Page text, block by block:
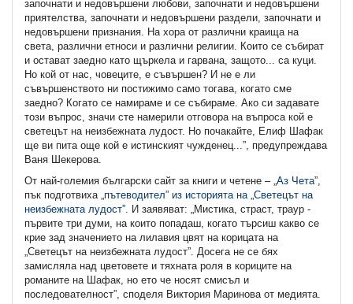
започнати и недовършени любови, започнати и недовършени
приятелства, започнати и недовършени раздели, започнати и
недовършени признания. На хора от различни краища на
света, различни етноси и различни религии. Които се събират
и остават заедно като щъркела и гарвана, защото... са куци.
Но кой от нас, човеците, е съвършен? И не е ли
съвършенството ни постижимо само тогава, когато сме
заедно? Когато се намираме и се събираме. Ако си задавате
този въпрос, значи сте намерили отговора на въпроса кой е
светецът на неизбежната лудост. Но почакайте, Елиф Шафак
ще ви пита още кой е истинският чужденец...”, предупреждава
Ваня Шекерова.
От най-големия български сайт за книги и четене – „ Аз Чета”,
пък подготвиха „пътеводител” из историята на „Светецът на
неизбежната лудост” . И заявяват: „Мистика, страст, траур -
първите три думи, на които попадaш, когато търсиш какво се
крие зад значението на лилавия цвят на корицата на
„Светецът на неизбежната лудост”. Досега не се бях
замисляла над цветовете и тяхната роля в кориците на
романите на Шафак, но ето че носят смисъл и
последователност”, споделя Виктория Маринова от медията.